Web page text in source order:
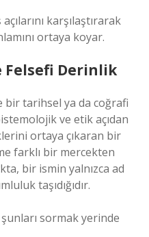
karşılaştırarak
ortaya koyar.
Felsefi Derinlik
bir tarihsel ya da coğrafi
ve etik açıdan
ortaya çıkaran bir
farklı bir mercekten
bir ismin yalnızca ad
taşıdığıdır.
sormak yerinde